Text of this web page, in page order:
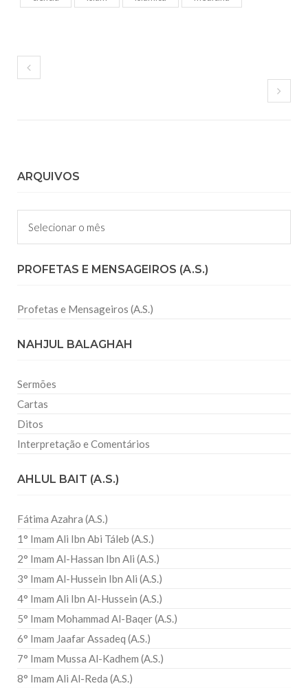
ARQUIVOS
Arquivos
PROFETAS E MENSAGEIROS (A.S.)
Profetas e Mensageiros (A.S.)
NAHJUL BALAGHAH
Sermões
Cartas
Ditos
Interpretação e Comentários
AHLUL BAIT (A.S.)
Fátima Azahra (A.S.)
1° Imam Ali Ibn Abi Táleb (A.S.)
2° Imam Al-Hassan Ibn Ali (A.S.)
3° Imam Al-Hussein Ibn Ali (A.S.)
4° Imam Ali Ibn Al-Hussein (A.S.)
5° Imam Mohammad Al-Baqer (A.S.)
6° Imam Jaafar Assadeq (A.S.)
7° Imam Mussa Al-Kadhem (A.S.)
8° Imam Ali Al-Reda (A.S.)